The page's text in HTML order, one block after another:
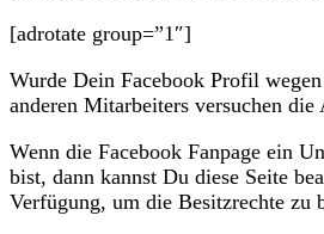
[adrotate group=”1″]
Wurde Dein Facebook Profil
anderen Mitarbeiters versuchen
Wenn die Facebook Fanpage ein
bist, dann kannst Du diese Seite
Verfügung, um die Besitzrechte zu